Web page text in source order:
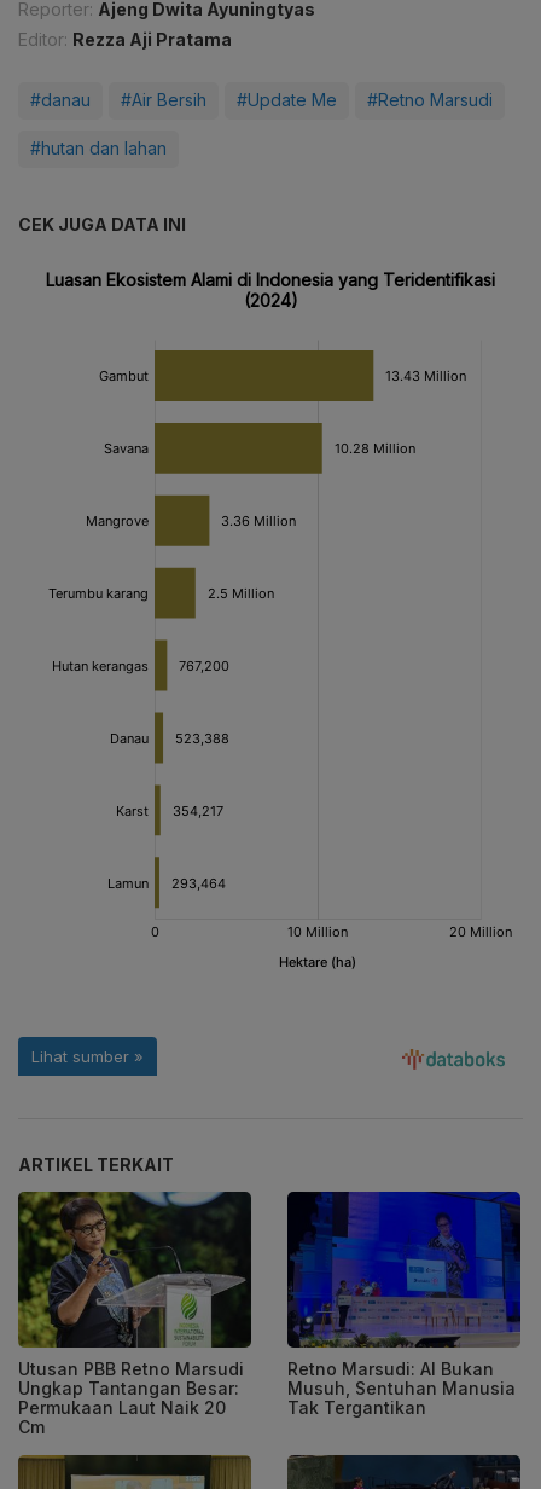
Reporter: Ajeng Dwita Ayuningtyas
Editor: Rezza Aji Pratama
#danau #Air Bersih #Update Me #Retno Marsudi
#hutan dan lahan
CEK JUGA DATA INI
ARTIKEL TERKAIT
Utusan PBB Retno Marsudi
Ungkap Tantangan Besar:
Permukaan Laut Naik 20
Cm
Retno Marsudi: AI Bukan
Musuh, Sentuhan Manusia
Tak Tergantikan